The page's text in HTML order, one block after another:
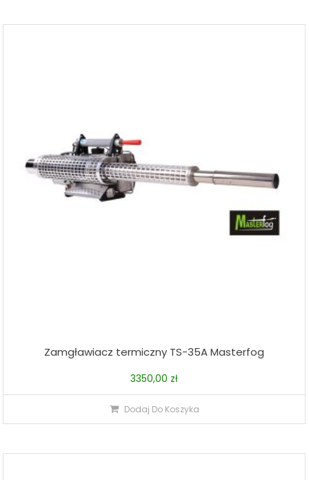
Zamgławiacz termiczny TS-35A Masterfog
3350,00 zł
Dodaj Do Koszyka